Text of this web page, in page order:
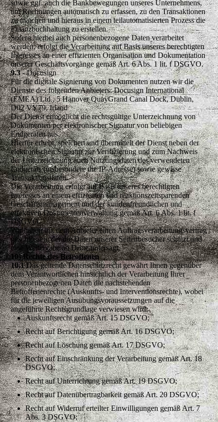
sowie ggf. auch die Bankbewegungen unseres Unternehmens,
um Rechnungen automatisch zu erfassen, zu den Transaktionen
zu matchen und hieraus in einem teilautomatisierten Prozess die
Finanzbuchhaltung zu erstellen.
Sofern hierbei auch personenbezogene Daten verarbeitet
werden, erfolgt die Verarbeitung auf Basis unseres berechtigten
Interesses an einer effizienten Organisation und Dokumentation
unserer Geschäftsvorgänge gemäß Art. 6 Abs. 1 lit. f DSGVO.
9.3- Docusign
Für die digitale Signierung von Dokumenten nutzen wir die
Dienste des folgenden Anbieters: Docusign International
(EMEA) Ltd., 5 Hanover QuayGrand Canal Dock, Dublin,
D02 VY79, Irland
Der Dienst ermöglicht die rechtsgültige Unterzeichnung von
Dokumenten per elektronischer Signatur von beliebigen
Endgeräten aus.
Hierfür erhebt, speichert und übermittelt der Dienst neben der
elektronischen Signatur zur Verifizierung und zum Nachweis
der Unterzeichnung auch Nutzungsdaten des verwendeten
Endgeräts (insbesondere die IP-Adresse) sowie gewisse
Transaktionsdaten.
Die Verarbeitung erfolgt auf Basis unseres berechtigten
Interesses an einem effizienten und reaktionszeitsparenden
Geschäftsmanagement und der kundenfreundlichen und
effektiven Dokumentenverwaltung gemäß Art. 6 Abs. 1 lit. f
DSGVO.
Wir haben mit dem Anbieter einen Auftragsverarbeitungsvertrag
geschlossen, der die Daten unserer Seitenbesucher schützt und
eine Weitergabe an Dritte untersagt.
10) Rechte des Betroffenen
10.1Das geltende Datenschutzrecht gewährt Ihnen gegenüber
dem Verantwortlichen hinsichtlich der Verarbeitung Ihrer
personenbezogenen Daten die nachstehenden
Betroffenenrechte (Auskunfts- und Interventionsrechte), wobei
für die jeweiligen Ausübungsvoraussetzungen auf die
angeführte Rechtsgrundlage verwiesen wird:
Auskunftsrecht gemäß Art. 15 DSGVO;
Recht auf Berichtigung gemäß Art. 16 DSGVO;
Recht auf Löschung gemäß Art. 17 DSGVO;
Recht auf Einschränkung der Verarbeitung gemäß Art. 18
DSGVO;
Recht auf Unterrichtung gemäß Art. 19 DSGVO;
Recht auf Datenübertragbarkeit gemäß Art. 20 DSGVO;
Recht auf Widerruf erteilter Einwilligungen gemäß Art. 7
Abs. 3 DSGVO;